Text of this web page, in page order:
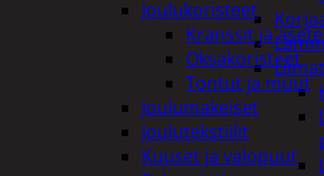
Joulukoristeet
Kranssit ja
Oksakoristeet
Tontut ja muut
Joulumakeiset
Joulutekstiilit
Kuuset ja valopuut